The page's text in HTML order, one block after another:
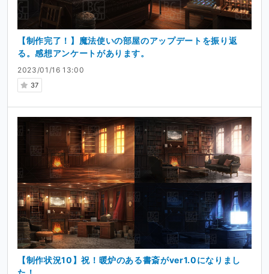
2023/01/16 13:00
37
【制作完了！】魔法使いの部屋のアップデートを振り返
る。感想アンケートがあります。
【制作状況10】祝！暖炉のある書斎がver1.0になりまし